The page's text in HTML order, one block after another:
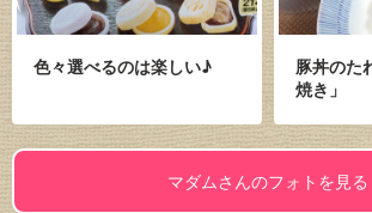
色々選べるのは楽しい♪
豚丼のた
焼き」
マダムさんのフォトを見る